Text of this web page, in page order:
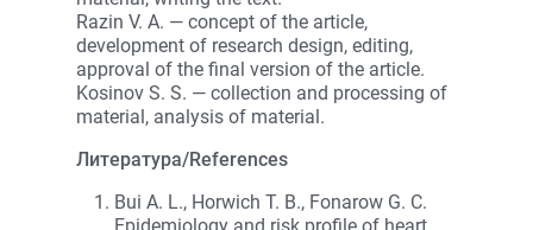
Razin V. A. — concept of the article,
development of research design, editing,
approval of the final version of the article.
Kosinov S. S. — сollection and processing of
material, analysis of material.
Литература/References
Bui A. L., Horwich T. B., Fonarow G. C.